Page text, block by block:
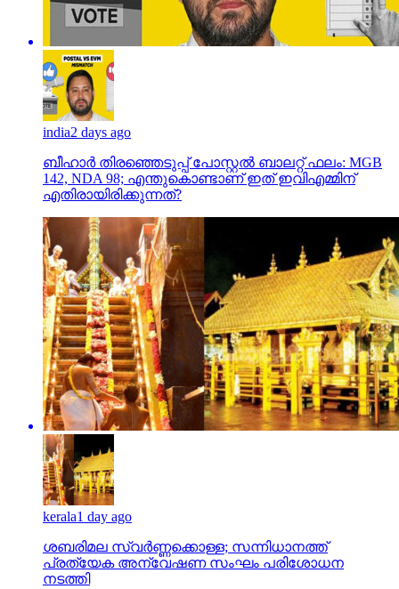
india2 days ago
ബീഹാർ തിരഞ്ഞെടുപ്പ് പോസ്റ്റൽ ബാലറ്റ് ഫലം: MGB
142, NDA 98; എന്തുകൊണ്ടാണ് ഇത് ഇവിഎമ്മിന്
എതിരായിരിക്കുന്നത്?
kerala1 day ago
ശബരിമല സ്വര്‍ണ്ണക്കൊള്ള; സന്നിധാനത്ത്
പ്രത്യേക അന്വേഷണ സംഘം പരിശോധന
നടത്തി